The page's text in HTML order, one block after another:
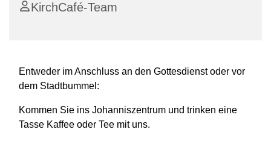
KirchCafé-Team
Entweder im Anschluss an den Gottesdienst oder vor
dem Stadtbummel:
Kommen Sie ins Johanniszentrum und trinken eine
Tasse Kaffee oder Tee mit uns.